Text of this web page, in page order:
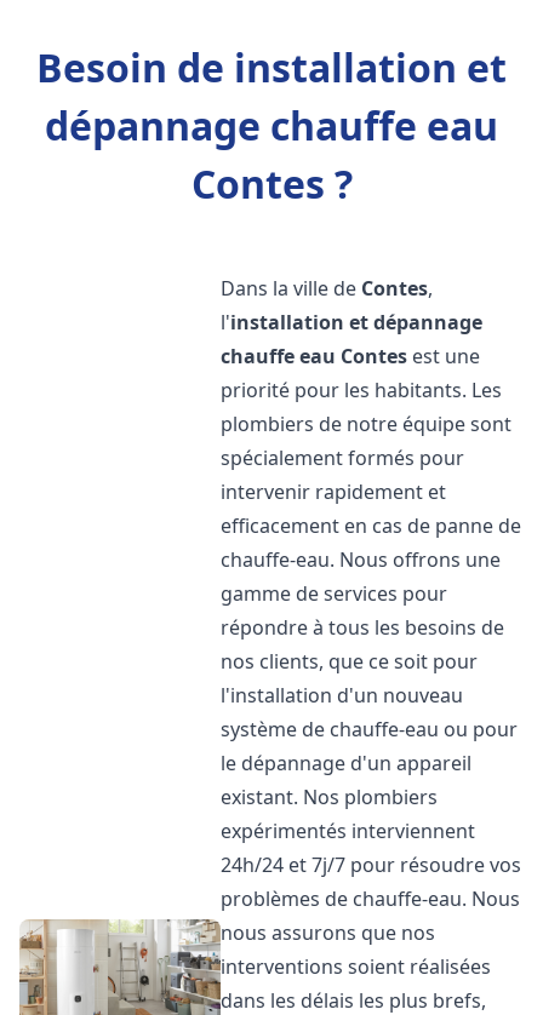
Besoin de installation et
dépannage chauffe eau
Contes ?
Dans la ville de Contes,
l'installation et dépannage
chauffe eau Contes est une
priorité pour les habitants. Les
plombiers de notre équipe sont
spécialement formés pour
intervenir rapidement et
efficacement en cas de panne de
chauffe-eau. Nous offrons une
gamme de services pour
répondre à tous les besoins de
nos clients, que ce soit pour
l'installation d'un nouveau
système de chauffe-eau ou pour
le dépannage d'un appareil
existant. Nos plombiers
expérimentés interviennent
24h/24 et 7j/7 pour résoudre vos
problèmes de chauffe-eau. Nous
nous assurons que nos
interventions soient réalisées
dans les délais les plus brefs,